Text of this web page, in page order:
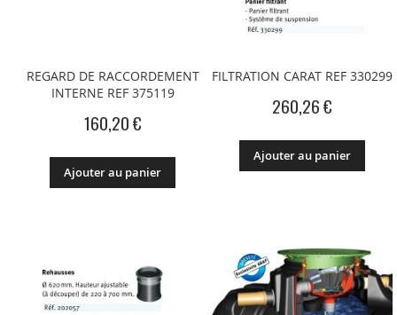
REGARD DE RACCORDEMENT
INTERNE REF 375119
160,20 €
Ajouter au panier
FILTRATION CARAT REF 330299
260,26 €
Ajouter au panier